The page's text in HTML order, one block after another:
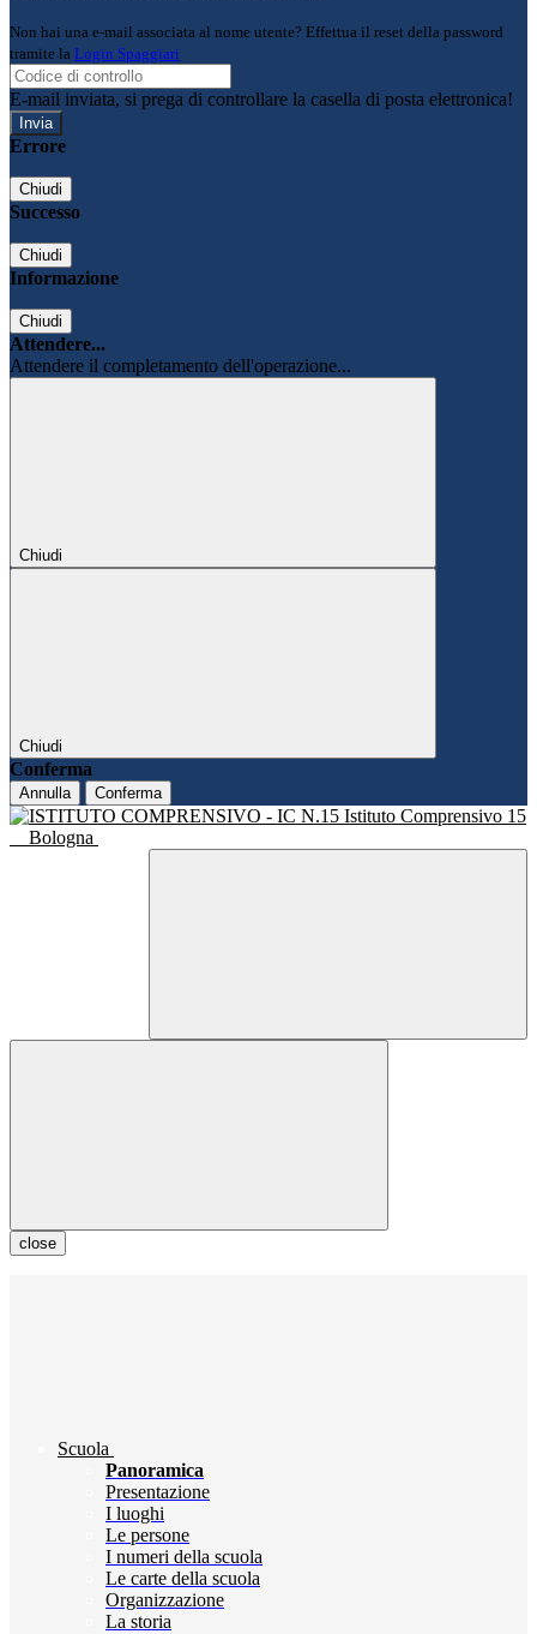
Non hai una e-mail associata al nome utente? Effettua il reset della password
tramite la Login Spaggiari
E-mail inviata, si prega di controllare la casella di posta elettronica!
Errore
Chiudi
Successo
Chiudi
Informazione
Chiudi
Attendere...
Attendere il completamento dell'operazione...
Chiudi
Chiudi
Conferma
Annulla Conferma
Istituto Comprensivo 15
Bologna
close
Scuola
Panoramica
Presentazione
I luoghi
Le persone
I numeri della scuola
Le carte della scuola
Organizzazione
La storia